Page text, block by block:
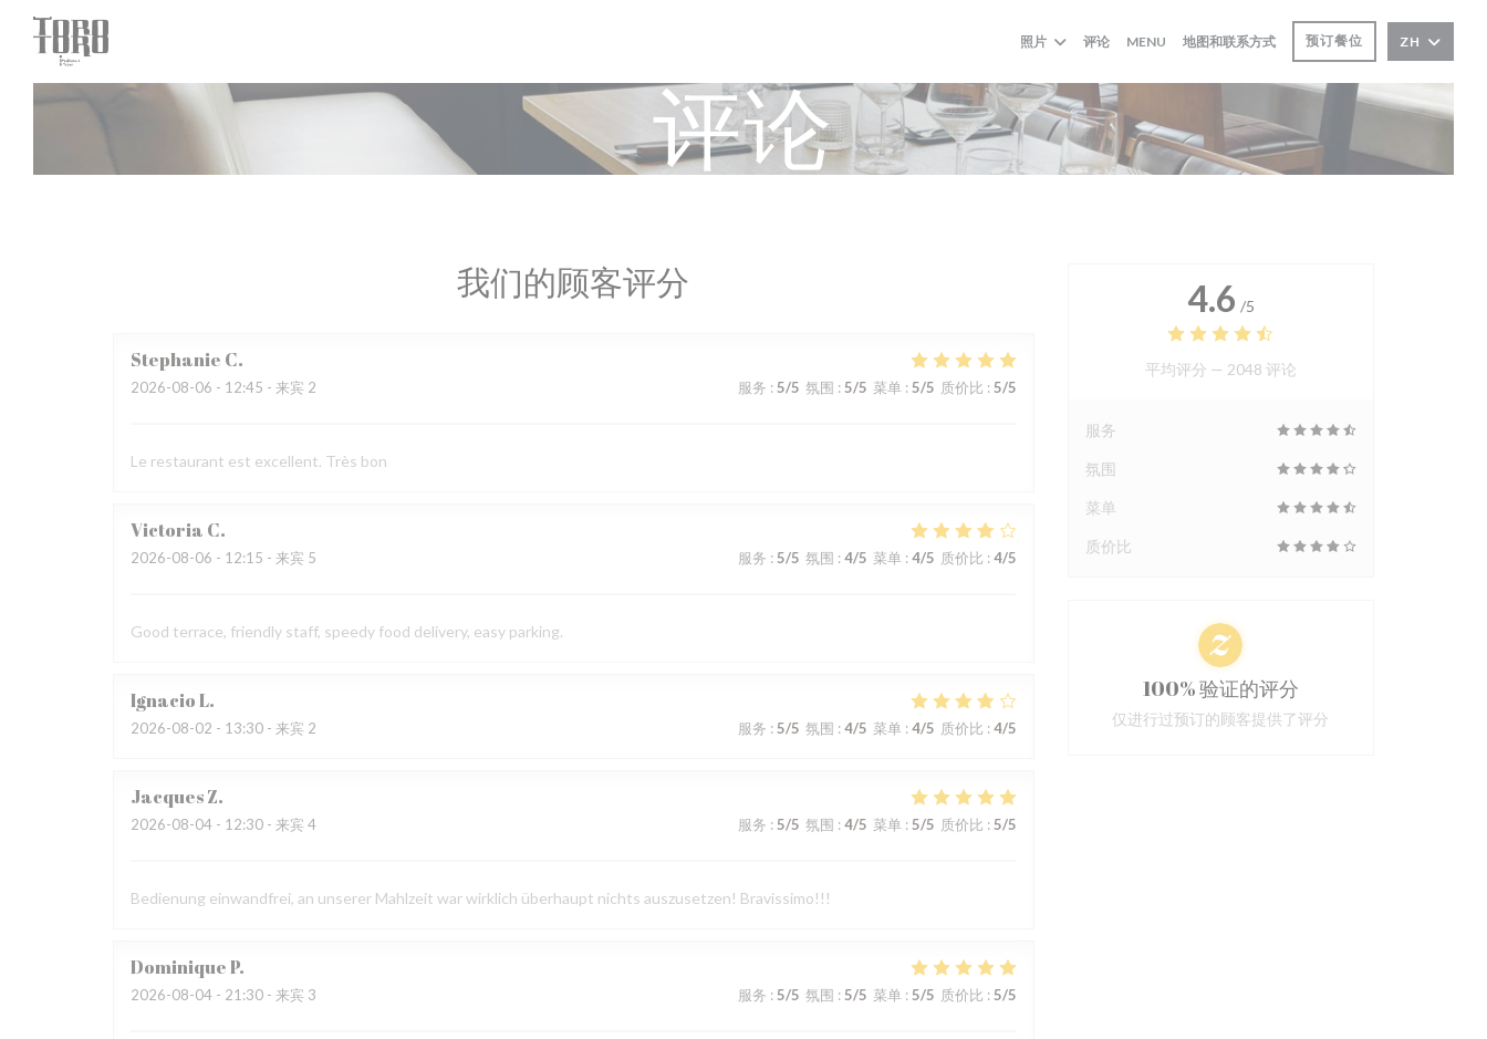
Cookie管理面板
照片 评论 MENU ((在新窗口中打开))
地图和联系方式 预订餐位 ZH
评论
我们的顾客评分
Stephanie C
2026-08-06 - 12:45 - 来宾 2 服务 : 5/5 氛围 : 5/5 菜单: 5/5 质价比 : 5/5
Le restaurant est excellent. Très bon
Victoria C
2026-08-06 - 12:15 - 来宾 5 服务 : 5/5 氛围 : 4/5 菜单: 4/5 质价比 : 4/5
Good terrace, friendly staff, speedy food delivery, easy parking.
IgnacioL
2026-08-02 - 13:30 - 来宾 2 服务 : 5/5 氛围 : 4/5 菜单: 4/5 质价比 : 4/5
JacquesZ
2026-08-04 - 12:30 - 来宾 4 服务 : 5/5 氛围 : 4/5 菜单: 5/5 质价比 : 5/5
Bedienung einwandfrei, an unserer Mahlzeit war wirklich überhaupt nichts auszusetzen! Bravissimo!!!
DominiqueP
2026-08-04 - 21:30 - 来宾 3 服务 : 5/5 氛围 : 5/5 菜单: 5/5 质价比 : 5/5
4.6 /5
平均评分 — 2048 评论
服务
氛围
菜单
质价比
100% 验证的评分
仅进行过预订的顾客提供了评分